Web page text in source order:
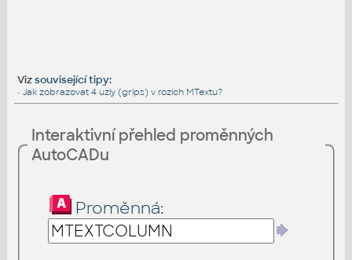
Vizsouvisející tipy:
• Jak zobrazovat 4 uzly (grips) v rozích MTextu?
Interaktivní přehled proměnných
AutoCADu
Proměnná: